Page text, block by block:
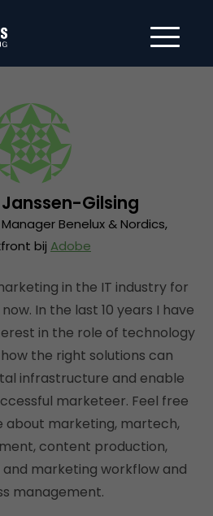
Gilsing
Benelux & Nordics,
bij Adobe
in the IT industry for
In the last 10 years I have
in the role of technology
the right solutions can
infrastructure and enable
marketeer. Feel free
about marketing, martech,
content production,
marketing workflow and
management.